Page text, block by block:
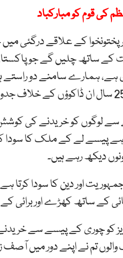
کی قوم کو مبارکباد
کے علاقے درگئی
کے ساتھ چلیں گے جو
ہمارے سامنے دو راستے
لوگوں کو خریدنے کی کوشش
ہے پیسے لے کے ملک کا سودا
دیکھ رہے ہیں۔
اور دین کا سودا
کے ساتھ کھڑے اور
ایز کو چوری کے پیسے سے
والوں تم نے اپنے دور میں